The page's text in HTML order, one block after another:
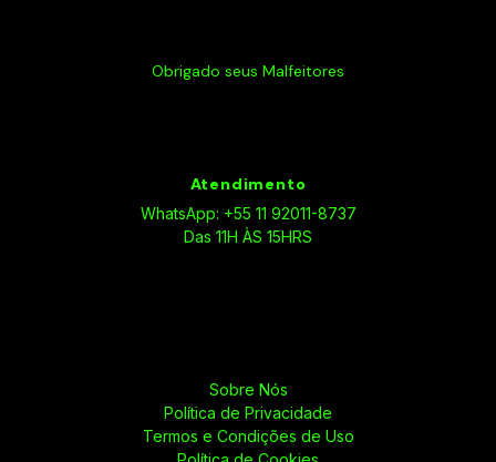
Obrigado seus Malfeitores
Atendimento
WhatsApp: +55 11 92011-8737
Das 11H ÀS 15HRS
Sobre Nós
Política de Privacidade
Termos e Condições de Uso